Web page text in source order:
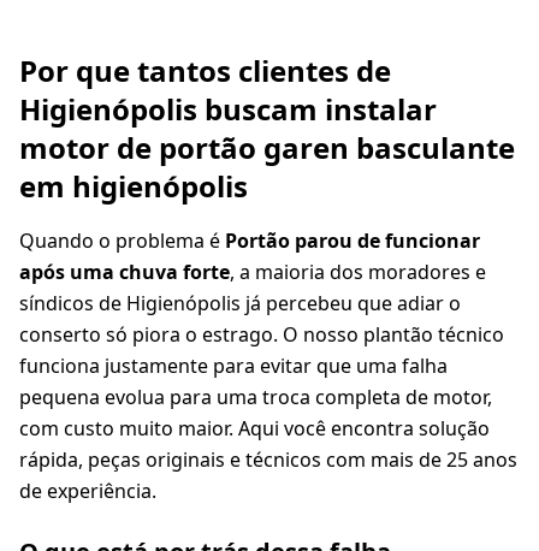
Por que tantos clientes de
Higienópolis buscam instalar
motor de portão garen basculante
em higienópolis
Quando o problema é Portão parou de funcionar
após uma chuva forte, a maioria dos moradores e
síndicos de Higienópolis já percebeu que adiar o
conserto só piora o estrago. O nosso plantão técnico
funciona justamente para evitar que uma falha
pequena evolua para uma troca completa de motor,
com custo muito maior. Aqui você encontra solução
rápida, peças originais e técnicos com mais de 25 anos
de experiência.